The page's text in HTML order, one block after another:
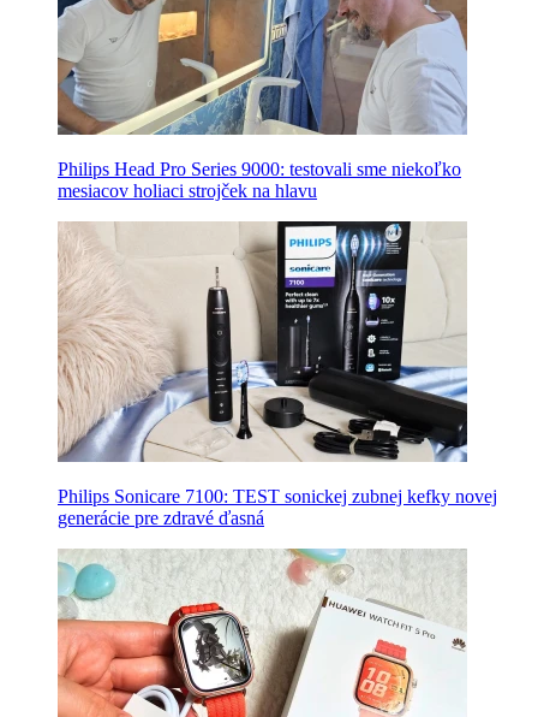
Philips Head Pro Series 9000: testovali sme niekoľko
mesiacov holiaci strojček na hlavu
Philips Sonicare 7100: TEST sonickej zubnej kefky novej
generácie pre zdravé ďasná